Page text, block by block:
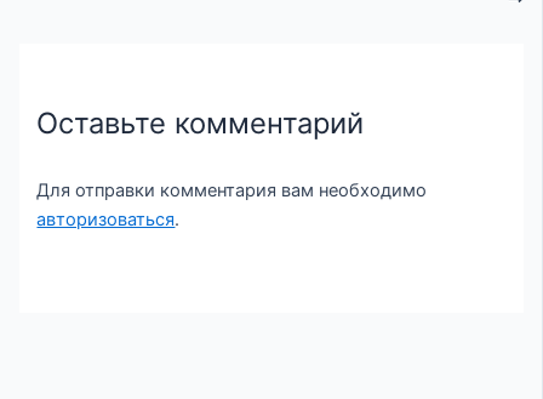
Оставьте комментарий
Для отправки комментария вам необходимо
авторизоваться.